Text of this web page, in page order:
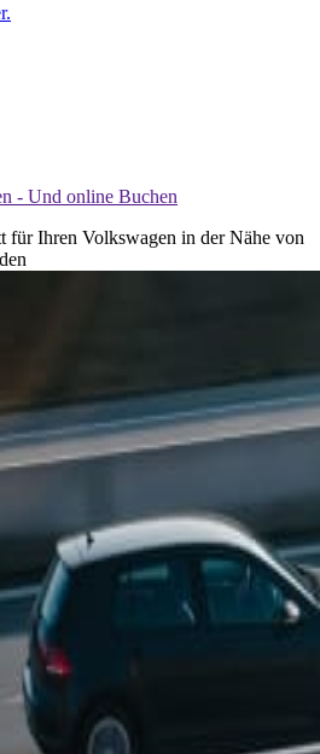
- Und online Buchen
für Ihren Volkswagen in der Nähe von